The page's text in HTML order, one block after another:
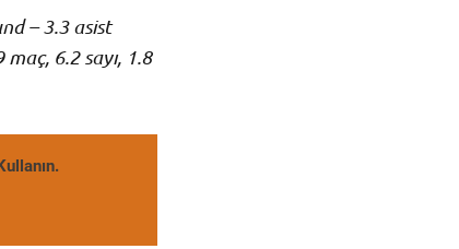
– 3.3 asist
maç, 6.2 sayı, 1.8